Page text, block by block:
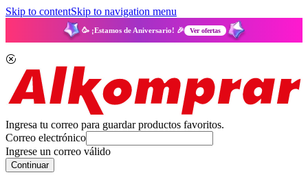
Skip to contentSkip to navigation menu
🥳 ¡Estamos de Aniversario! 🎉 Ver ofertas
Ingresa tu correo para guardar productos favoritos.
Correo electrónico
Ingrese un correo válido
Continuar